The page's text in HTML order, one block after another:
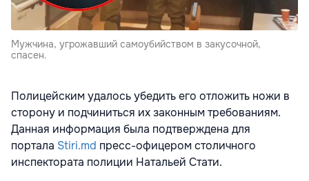
Мужчина, угрожавший самоубийством в закусочной,
спасен.
Полицейским удалось убедить его отложить ножи в
сторону и подчиниться их законным требованиям.
Данная информация была подтверждена для
портала Stiri.md пресс-офицером столичного
инспектората полиции Натальей Стати.